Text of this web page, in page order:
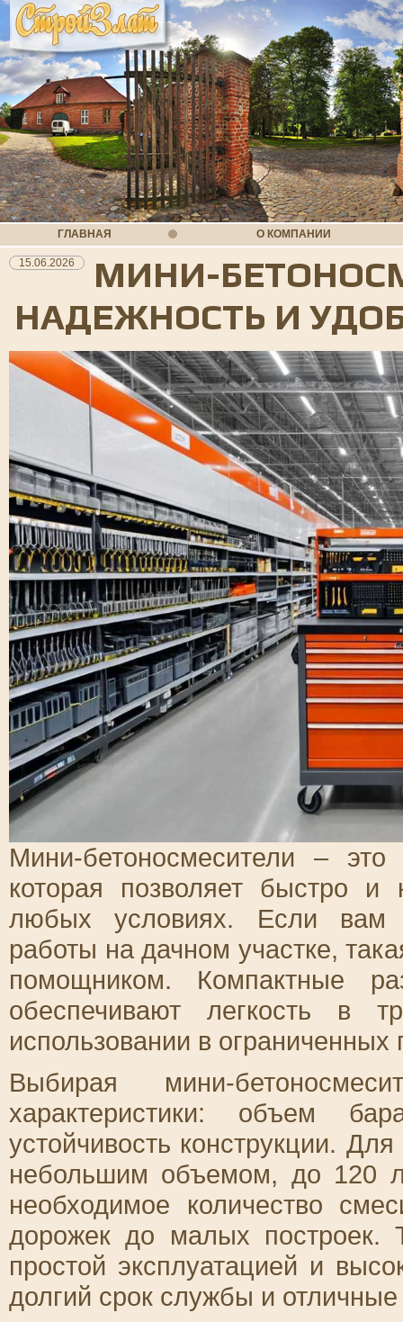
ГЛАВНАЯ О КОМПАНИИ
15.06.2026
МИНИ-
НАДЕЖНОСТЬ И
Мини-бетоносмесители –
которая позволяет быстро и
любых условиях. Если вам
работы на дачном участке,
помощником. Компактные
обеспечивают легкость в
использовании в ограниченных
Выбирая мини-
характеристики: объем
устойчивость конструкции.
небольшим объемом, до 120
необходимое количество
дорожек до малых построек.
простой эксплуатацией и
долгий срок службы и отличные